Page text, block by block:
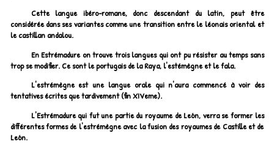
Cette langue ibéro-romane, donc descendant du latin, peut être
considérée dans ses variantes comme une transition entre le léonais oriental et
le castillan andalou.
En Estrémadure on trouve trois langues qui ont pu résister au temps sans
trop se modifier. Ce sont le portugais de la Raya, l'estémègne et le fala.
L'estrémègne est une langue orale qui n'aura commencé à voir des
tentatives écrites que tardivement (fin XIVeme).
L'Estrémadure qui fut une partie du royaume de León, verra se former les
différentes formes de l'estrémègne avec la fusion des royaumes de Castille et de
León.